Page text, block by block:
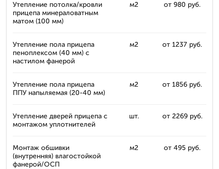
Утепление потолка/кровли
прицепа минераловатным
матом (100 мм)
м2 от 980 руб.
Утепление пола прицепа
пеноплексом (40 мм) с
настилом фанерой
м2 от 1237 руб.
Утепление пола прицепа
ППУ напыляемая (20-40 мм)
м2 от 1856 руб.
Утепление дверей прицепа с
монтажом уплотнителей
шт. от 2269 руб.
Монтаж обшивки
(внутренняя) влагостойкой
фанерой/ОСП
м2 от 495 руб.